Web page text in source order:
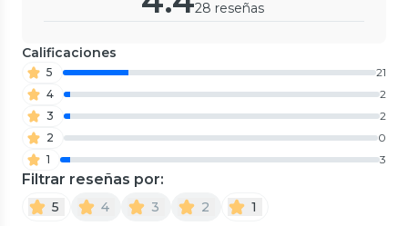
28 reseñas
Calificaciones
5
21
4
2
3
2
2
0
1
3
Filtrar reseñas por:
5 4 3 2 1